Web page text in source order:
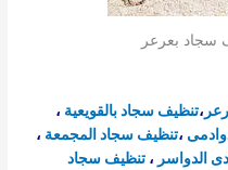
بعرعر
،تنظيف سجادبالقويعية ،
،تنظيف سجاد المجمعة ،
الدواسر ،تنظيف سجاد